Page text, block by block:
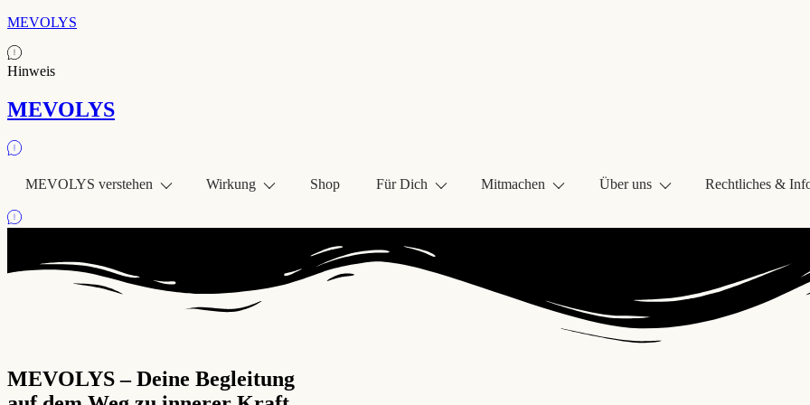
MEVOLYS
Hinweis
MEVOLYS
MEVOLYS verstehen Wirkung Shop Für Dich Mitmachen Über uns Rechtliches &
MEVOLYS – Deine Begleitung